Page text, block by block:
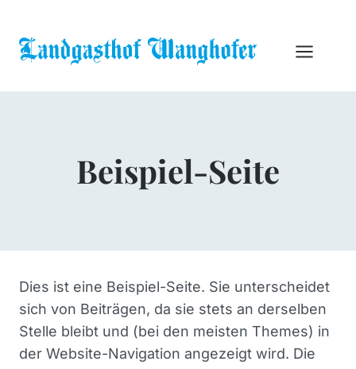
springen
Beispiel-Seite
Dies ist eine Beispiel-Seite. Sie unterscheidet
sich von Beiträgen, da sie stets an derselben
Stelle bleibt und (bei den meisten Themes) in
der Website-Navigation angezeigt wird. Die